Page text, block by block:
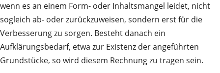
wenn es an einem Form- oder Inhaltsmangel leidet, nicht
sogleich ab- oder zurückzuweisen, sondern erst für die
Verbesserung zu sorgen. Besteht danach ein
Aufklärungsbedarf, etwa zur Existenz der angeführten
Grundstücke, so wird diesem Rechnung zu tragen sein.